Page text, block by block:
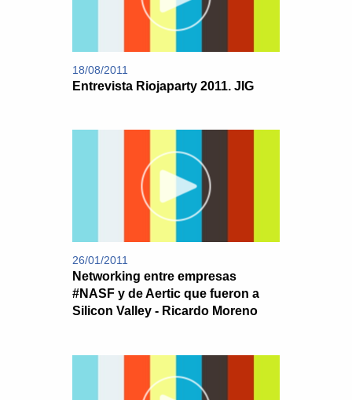
18/08/2011
Entrevista Riojaparty 2011. JIG
26/01/2011
Networking entre empresas
#NASF y de Aertic que fueron a
Silicon Valley - Ricardo Moreno